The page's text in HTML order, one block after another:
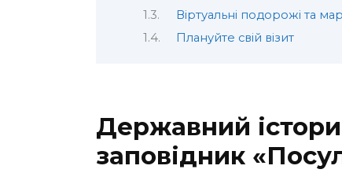
Віртуальні подорожі та
Плануйте свій візит
Державний
заповідник